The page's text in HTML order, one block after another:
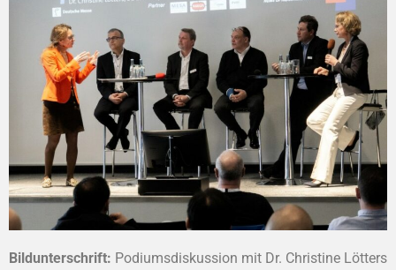
Bildunterschrift: Podiumsdiskussion mit Dr. Christine Lötters